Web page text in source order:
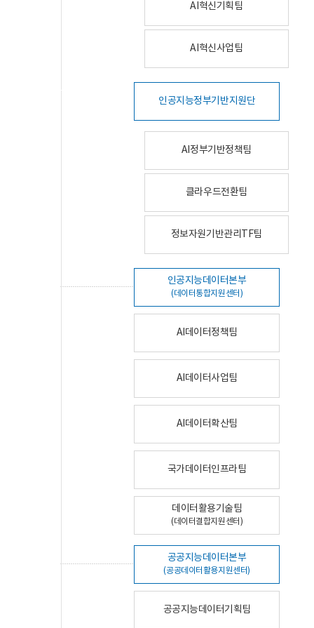
AI혁신기획팀
AI혁신사업팀
인공지능정부기반지원단
AI정부기반정책팀
클라우드전환팀
정보자원기반관리TF팀
인공지능데이터본부
(데이터통합지원센터)
AI데이터정책팀
AI데이터사업팀
AI데이터확산팀
국가데이터인프라팀
데이터활용기술팀
(데이터결합지원센터)
공공지능데이터본부
(공공데이터활용지원센터)
공공지능데이터기획팀